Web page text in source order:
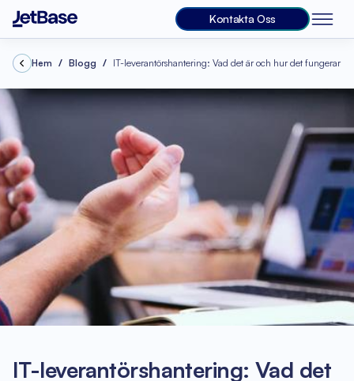
Kontakta Oss
Hem Blogg IT-leverantörshantering: Vad det är och hur det fungerar
IT-leverantörshantering: Vad det